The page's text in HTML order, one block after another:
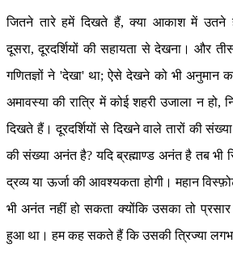
जितने तारे हमें दिखते हैं,क्या आकाश में उतने
दूसरा,दूरदर्शियों की सहायता से देखना। और
गणितज्ञों ने 'देखा' था;ऐसे देखने को भी अनुमान
अमावस्या की रात्रि में कोई शहरी उजाला न हो,
दिखते हैं। दूरदर्शियों से दिखने वाले तारों की
की संख्या अनंत है?यदि ब्रह्माण्ड अनंत है तब भी
द्रव्य या ऊर्जा की आवश्यकता होगी। महान
भी अनंत नहीं हो सकता क्योंकि उसका तो
हुआ था। हम कह सकते हैं कि उसकी त्रिज्या